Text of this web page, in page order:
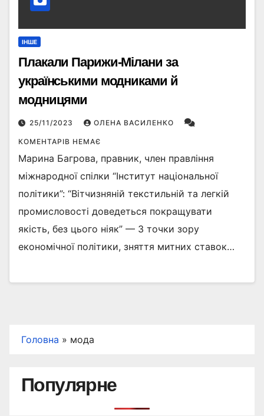
ІНШЕ
Плакали Парижи-Мілани за
українськими модниками й
модницями
25/11/2023 ОЛЕНА ВАСИЛЕНКО
КОМЕНТАРІВ НЕМАЄ
Марина Багрова, правник, член правління
міжнародної спілки “Інститут національної
політики”: “Вітчизняній текстильній та легкій
промисловості доведеться покращувати
якість, без цього ніяк” — З точки зору
економічної політики, зняття митних ставок…
Головна » мода
Популярне